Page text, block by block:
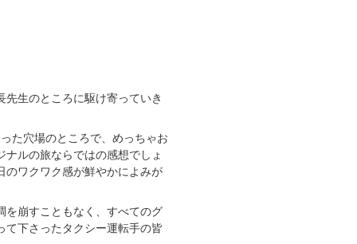
生のところに駆け寄っていき
た穴場のところで、めっちゃお
ルの旅ならではの感想でしょ
のワクワク感が鮮やかによみが
を崩すこともなく、すべてのグ
て下さったタクシー運転手の皆